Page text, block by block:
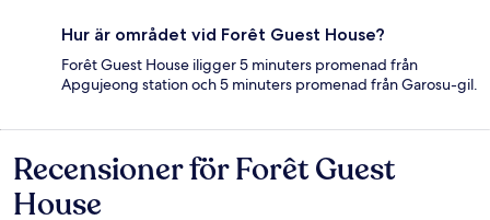
Hur är området vid Forêt Guest House?
Forêt Guest House iligger 5 minuters promenad från
Apgujeong station och 5 minuters promenad från Garosu-gil.
Recensioner
Recensioner för Forêt Guest
House